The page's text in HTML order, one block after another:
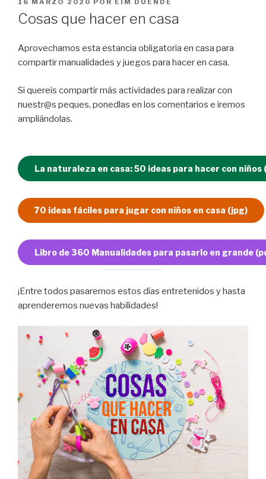
EL
16 MARZO 2020 POR EIM DUENDE
Cosas que hacer en casa
Aprovechamos esta estancia obligatoria en casa para
compartir manualidades y juegos para hacer en casa.
Si quereis compartir más actividades para realizar con
nuestr@s peques, ponedlas en los comentarios e iremos
ampliándolas.
La naturaleza en casa: 50 ideas para hacer con niños
70 ideas fáciles para jugar con niños en casa (jpg)
Libro de 360 Manualidades para pasarlo en grande
¡Entre todos pasaremos estos días entretenidos y hasta
aprenderemos nuevas habilidades!